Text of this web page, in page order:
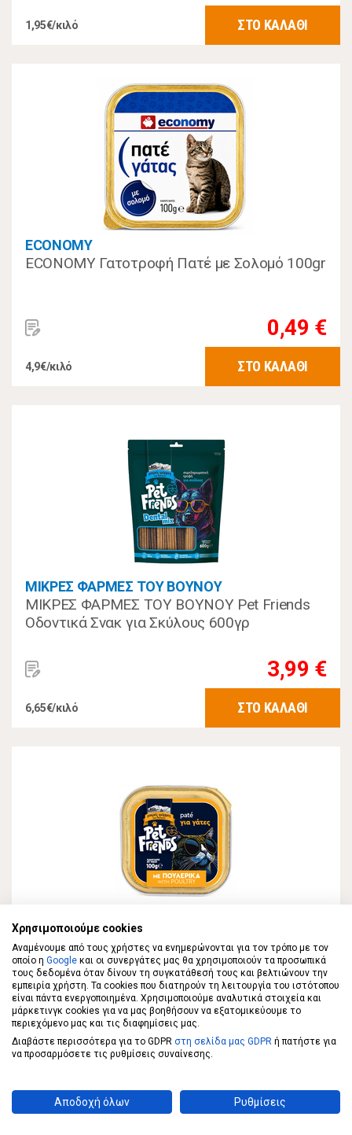
1,95€/κιλό ΣΤΟ ΚΑΛΑΘΙ
ECONOMY
ECONOMY Γατοτροφή Πατέ με Σολομό 100gr
0,49 €
4,9€/κιλό ΣΤΟ ΚΑΛΑΘΙ
ΜΙΚΡΕΣ ΦΑΡΜΕΣ ΤΟΥ ΒΟΥΝΟΥ
ΜΙΚΡΕΣ ΦΑΡΜΕΣ ΤΟΥ ΒΟΥΝΟΥ Pet Friends
Οδοντικά Σνακ για Σκύλους 600γρ
3,99 €
6,65€/κιλό ΣΤΟ ΚΑΛΑΘΙ
ΜΙΚΡΕΣ ΦΑΡΜΕΣ ΤΟΥ ΒΟΥΝΟΥ
ΜΙΚΡΕΣ ΦΑΡΜΕΣ ΤΟΥ ΒΟΥΝΟΥ Pet Friends
Πατέ Γάτας Πουλερικά 100γρ
0,69 €
6,9€/κιλό ΣΤΟ ΚΑΛΑΘΙ
Χρησιμοποιούμε cookies
Αναμένουμε από τους χρήστες να ενημερώνονται για τον τρόπο με τον
οποίο η Google και οι συνεργάτες μας θα χρησιμοποιούν τα προσωπικά
τους δεδομένα όταν δίνουν τη συγκατάθεσή τους και βελτιώνουν την
εμπειρία χρήστη. Τα cookies που διατηρούν τη λειτουργία του ιστότοπου
είναι πάντα ενεργοποιημένα. Χρησιμοποιούμε αναλυτικά στοιχεία και
μάρκετινγκ cookies για να μας βοηθήσουν να εξατομικεύουμε το
περιεχόμενο μας και τις διαφημίσεις μας.
Διαβάστε περισσότερα για το GDPR στη σελίδα μας GDPR ή πατήστε για
να προσαρμόσετε τις ρυθμίσεις συναίνεσης.
Αποδοχή όλων Ρυθμίσεις